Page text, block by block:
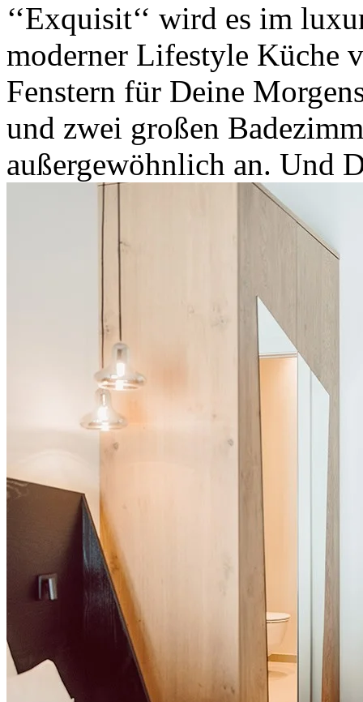
‘‘Exquisit‘‘ wird es im
moderner Lifestyle Küche
Fenstern für Deine
und zwei großen
außergewöhnlich an. Und